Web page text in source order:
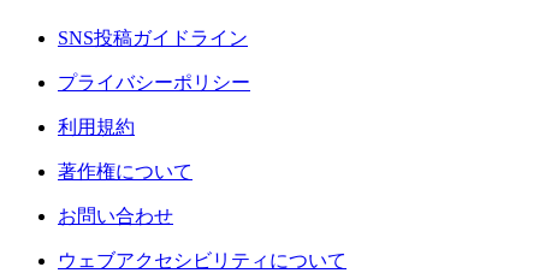
SNS投稿ガイドライン
プライバシーポリシー
利用規約
著作権について
お問い合わせ
ウェブアクセシビリティについて